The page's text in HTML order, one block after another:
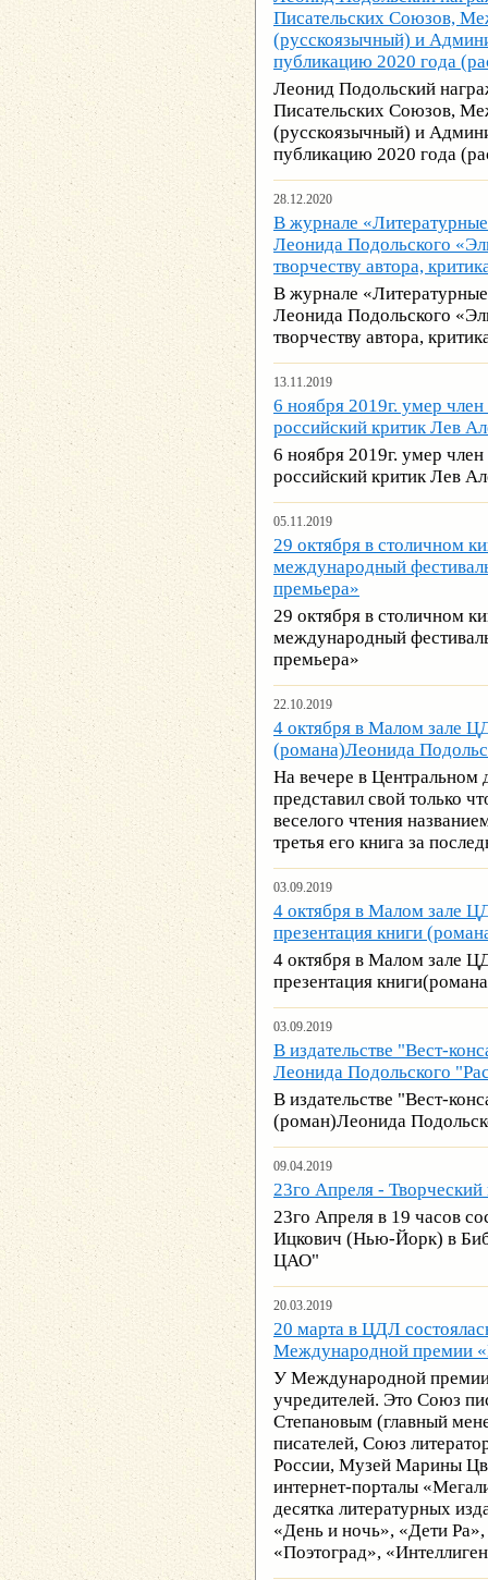
Писательских Союзов,
(русскоязычный) и
публикацию 2020 года
Леонид Подольский
Писательских Союзов,
(русскоязычный) и
публикацию 2020 года
28.12.2020
В журнале
Леонида Подольского
творчеству автора,
В журнале
Леонида Подольского
творчеству автора,
13.11.2019
6 ноября 2019г. умер
российский критик Лев
6 ноября 2019г. умер
российский критик Лев
05.11.2019
29 октября в столичном
международный
премьера»
29 октября в столичном
международный
премьера»
22.10.2019
4 октября в Малом зале
(романа)Леонида
На вечере в Центральном
представил свой только
веселого чтения
третья его книга за
03.09.2019
4 октября в Малом зале
презентация книги
4 октября в Малом зале
презентация
03.09.2019
В издательстве "Вест-
Леонида Подольского
В издательстве "Вест-
(роман)Леонида
09.04.2019
23го Апреля -
23го Апреля в 19 часов
Ицкович (Нью-Йорк) в
ЦАО"
20.03.2019
20 марта в ЦДЛ
Международной премии
У Международной
учредителей. Это Союз
Степановым (главный
писателей, Союз
России, Музей Марины
интернет-порталы
десятка литературных
«День и ночь», «Дети
«Поэтоград»,